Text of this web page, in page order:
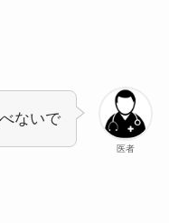
医者
ないで